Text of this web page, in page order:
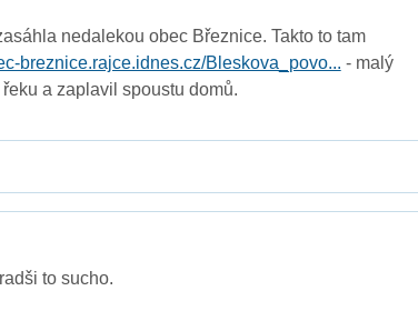
nedalekou obec Březnice. Takto to tam
breznice.rajce.idnes.cz/Bleskova_povo... - malý
a zaplavil spoustu domů.
to sucho.